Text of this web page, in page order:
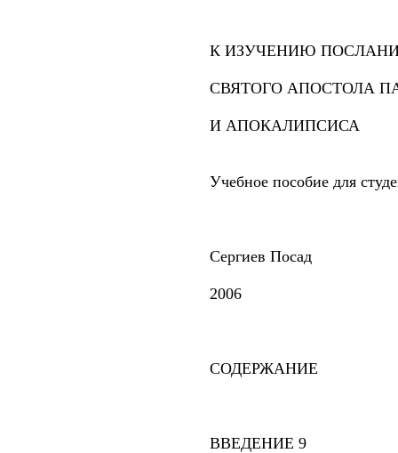
К ИЗУЧЕНИЮ
СВЯТОГО АПОСТОЛА
И АПОКАЛИПСИСА
Учебное пособие для
Сергиев Посад
2006
СОДЕРЖАНИЕ
ВВЕДЕНИЕ 9